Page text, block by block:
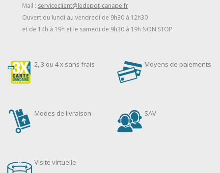
Mail : serviceclient@ledepot-canape.fr
Ouvert du lundi au vendredi de 9h30 à 12h30
et de 14h à 19h et le samedi de 9h30 à 19h NON STOP
2, 3 ou 4 x sans frais Moyens de paiements
Modes de livraison SAV
Visite virtuelle